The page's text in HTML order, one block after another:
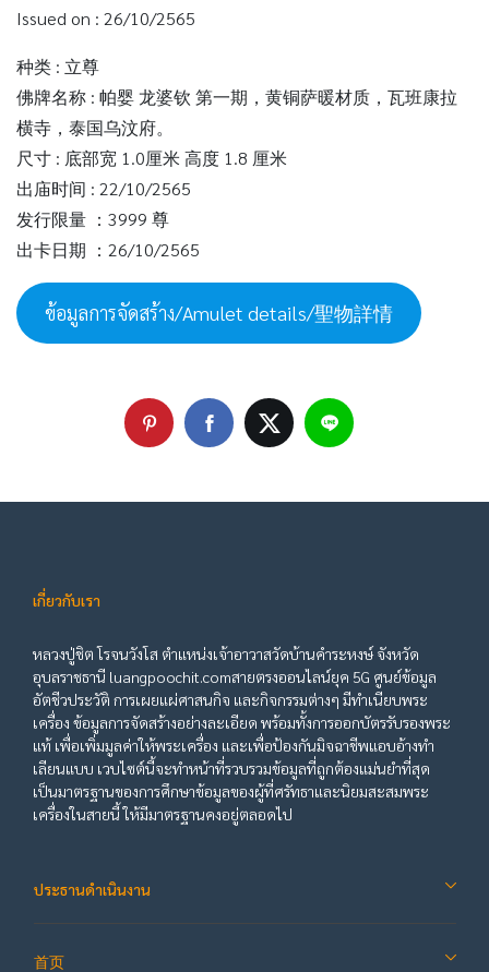
Issued on : 26/10/2565
种类 : 立尊
佛牌名称 : 帕婴 龙婆钦 第一期，黄铜萨暖材质，瓦班康拉
横寺，泰国乌汶府。
尺寸 : 底部宽 1.0厘米 高度 1.8 厘米
出庙时间 : 22/10/2565
发行限量 ：3999 尊
出卡日期 ：26/10/2565
ข้อมูลการจัดสร้าง/Amulet details/聖物詳情
เกี่ยวกับเรา
หลวงปู่ชิต โรจนวังโส ตำแหน่งเจ้าอาวาสวัดบ้านคำระหงษ์ จังหวัด
อุบลราชธานี luangpoochit.comสายตรงออนไลน์ยุค 5G ศูนย์ข้อมูล
อัตชีวประวัติ การเผยแผ่ศาสนกิจ และกิจกรรมต่างๆ มีทำเนียบพระ
เครื่อง ข้อมูลการจัดสร้างอย่างละเอียด พร้อมทั้งการออกบัตรรับรองพระ
แท้ เพื่อเพิ่มมูลค่าให้พระเครื่อง และเพื่อป้องกันมิจฉาชีพแอบอ้างทำ
เลียนแบบ เวบไซต์นี้จะทำหน้าที่รวบรวมข้อมูลที่ถูกต้องแม่นยำที่สุด
เป็นมาตรฐานของการศึกษาข้อมูลของผู้ที่ศรัทธาและนิยมสะสมพระ
เครื่องในสายนี้ ให้มีมาตรฐานคงอยู่ตลอดไป
ประธานดำเนินงาน
首页